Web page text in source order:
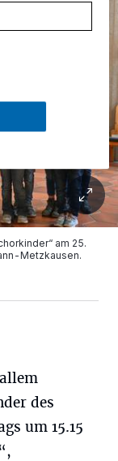
am 25.
Metzkausen.
des
um 15.15